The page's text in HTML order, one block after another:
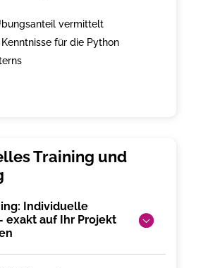
vermittelt
für die Python
Individuelle
exakt auf Ihr Projekt